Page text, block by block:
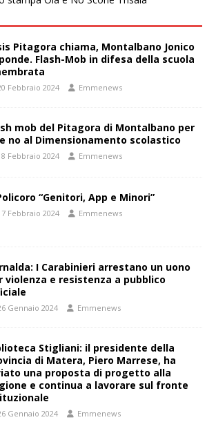
Pitagora chiama, Montalbano Jonico
Flash-Mob in difesa della scuola
Febbraio 2024 Emmenews
mob del Pitagora di Montalbano per
no al Dimensionamento scolastico
Febbraio 2024 Emmenews
“Genitori, App e Minori”
Febbraio 2024 Emmenews
I Carabinieri arrestano un uono
violenza e resistenza a pubblico
Gennaio 2024 Emmenews
Stigliani: il presidente della
di Matera, Piero Marrese, ha
una proposta di progetto alla
e continua a lavorare sul fronte
Gennaio 2024 Emmenews